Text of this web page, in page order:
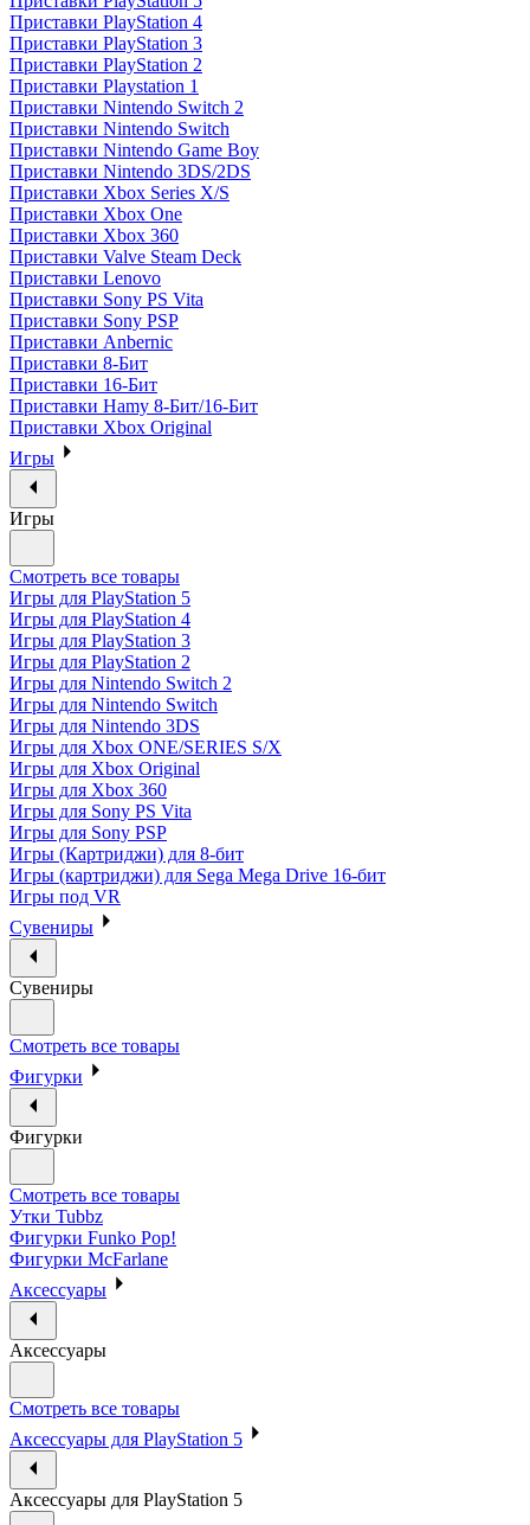
Приставки PlayStation 4
Приставки PlayStation 3
Приставки PlayStation 2
Приставки Playstation 1
Приставки Nintendo Switch 2
Приставки Nintendo Switch
Приставки Nintendo Game Boy
Приставки Nintendo 3DS/2DS
Приставки Xbox Series X/S
Приставки Xbox One
Приставки Xbox 360
Приставки Valve Steam Deck
Приставки Lenovo
Приставки Sony PS Vita
Приставки Sony PSP
Приставки Anbernic
Приставки 8-Бит
Приставки 16-Бит
Приставки Hamy 8-Бит/16-Бит
Приставки Xbox Original
Игры
Игры
Смотреть все товары
Игры для PlayStation 5
Игры для PlayStation 4
Игры для PlayStation 3
Игры для PlayStation 2
Игры для Nintendo Switch 2
Игры для Nintendo Switch
Игры для Nintendo 3DS
Игры для Xbox ONE/SERIES S/X
Игры для Xbox Original
Игры для Xbox 360
Игры для Sony PS Vita
Игры для Sony PSP
Игры (Картриджи) для 8-бит
Игры (картриджи) для Sega Mega Drive 16-бит
Игры под VR
Сувениры
Сувениры
Смотреть все товары
Фигурки
Фигурки
Смотреть все товары
Утки Tubbz
Фигурки Funko Pop!
Фигурки McFarlane
Аксессуары
Аксессуары
Смотреть все товары
Аксессуары для PlayStation 5
Аксессуары для PlayStation 5